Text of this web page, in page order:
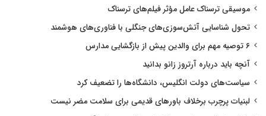
موسیقی ترسناک عامل مؤثر فیلم‌های ترسناک
تحول شناسایی آتش‌سوزی‌های جنگلی با فناوری‌های هوشمند
۶ توصیه مهم برای والدین پیش از بازگشایی مدارس
آنچه باید درباره آرتروز زانو بدانید
سیاست‌های دولت انگلیس، دانشگاه‌ها را تضعیف کرد
لبنیات پرچرب برخلاف باورهای قدیمی برای سلامت مضر نیست